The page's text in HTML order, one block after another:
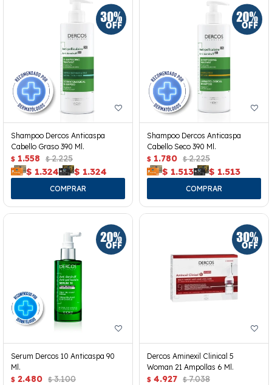
Shampoo Dercos Anticaspa
Cabello Graso 390 Ml.
$ 1.558 $ 2.225
$ 1.324 $ 1.324
Shampoo Dercos Anticaspa
Cabello Seco 390 Ml.
$ 1.780 $ 2.225
$ 1.513 $ 1.513
Serum Dercos 10 Anticaspa 90
Ml.
$ 2.480 $ 3.100
Dercos Aminexil Clinical 5
Woman 21 Ampollas 6 Ml.
$ 4.927 $ 7.038